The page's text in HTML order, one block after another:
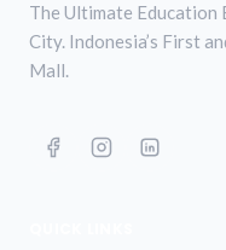
The Ultimate Education
City. Indonesia’s First
Mall.